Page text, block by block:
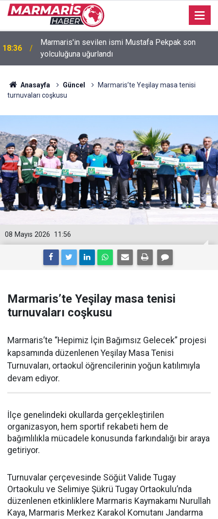
Marmaris'in sevilen ismi Mustafa Pekpak son
yolculuğuna uğurlandı
16:35
Bakan Fidan: "Körfez'de devam eden savaş
dikkatimizi Filistin meselesinden ayırmadı"
Anasayfa Güncel
Marmaris’te Yeşilay masa tenisi
turnuvaları coşkusu
11:56
08 Mayıs 2026
Marmaris’te Yeşilay masa tenisi
turnuvaları coşkusu
Marmaris’te “Hepimiz İçin Bağımsız Gelecek” projesi
kapsamında düzenlenen Yeşilay Masa Tenisi
Turnuvaları, ortaokul öğrencilerinin yoğun katılımıyla
devam ediyor.
İlçe genelindeki okullarda gerçekleştirilen
organizasyon, hem sportif rekabeti hem de
bağımlılıkla mücadele konusunda farkındalığı bir araya
getiriyor.
Turnuvalar çerçevesinde Söğüt Valide Tugay
Ortaokulu ve Selimiye Şükrü Tugay Ortaokulu’nda
düzenlenen etkinliklere Marmaris Kaymakamı Nurullah
Kaya, Marmaris Merkez Karakol Komutanı Jandarma